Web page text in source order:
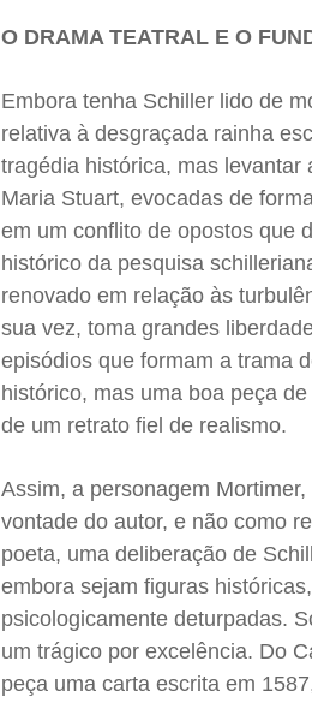
O DRAMA TEATRAL E O
Embora tenha Schiller lido de
relativa à desgraçada rainha
tragédia histórica, mas
Maria Stuart, evocadas de
em um conflito de opostos que
histórico da pesquisa
renovado em relação às
sua vez, toma grandes
episódios que formam a trama
histórico, mas uma boa peça
de um retrato fiel de realismo.
Assim, a personagem
vontade do autor, e não como
poeta, uma deliberação de
embora sejam figuras
psicologicamente deturpadas.
um trágico por excelência. Do
peça uma carta escrita em